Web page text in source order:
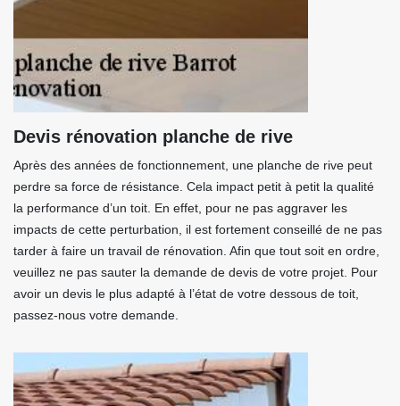
Devis rénovation planche de rive
Après des années de fonctionnement, une planche de rive peut
perdre sa force de résistance. Cela impact petit à petit la qualité
la performance d’un toit. En effet, pour ne pas aggraver les
impacts de cette perturbation, il est fortement conseillé de ne pas
tarder à faire un travail de rénovation. Afin que tout soit en ordre,
veuillez ne pas sauter la demande de devis de votre projet. Pour
avoir un devis le plus adapté à l’état de votre dessous de toit,
passez-nous votre demande.